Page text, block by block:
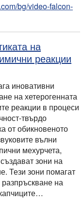
bg/video-falcon-
на
реакции
иновативни
на хетерогенната
реакции в процеси
твърдо
от обикновеното
вълни
мехурчета,
зони на
Тези зони помагат
на